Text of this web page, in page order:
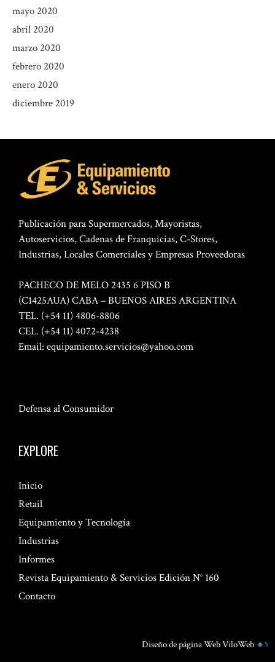
mayo 2020
abril 2020
marzo 2020
febrero 2020
enero 2020
diciembre 2019
Publicación para Supermercados, Mayoristas,
Autoservicios, Cadenas de Franquicias, C-Stores,
Industrias, Locales Comerciales y Empresas Proveedoras
PACHECO DE MELO 2435 6 PISO B
(C1425AUA) CABA – BUENOS AIRES ARGENTINA
TEL. (+54 11) 4806-8806
CEL. (+54 11) 4072-4238
Email: equipamiento.servicios@yahoo.com
Defensa al Consumidor
EXPLORE
Inicio
Retail
Equipamiento y Tecnología
Industrias
Informes
Revista Equipamiento & Servicios Edición N° 160
Contacto
Diseño de página WebViloWeb